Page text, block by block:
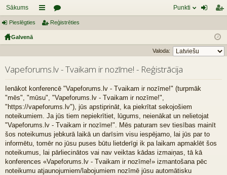
Sākums
aī or
Punkti
ist
rēt
Pieslēgties Reģistrēties
Galvenā
Valoda:
Vapeforums.lv - Tvaikam ir nozīme! - Reģistrācija
Ienākot konferencē "Vapeforums.lv - Tvaikam ir nozīme!" (turpmāk
"mēs", "mūsu", "Vapeforums.lv - Tvaikam ir nozīme!",
"https://vapeforums.lv"), jūs apstiprināt, ka piekrītat sekojošiem
noteikumiem. Ja jūs tiem nepiekrītiet, lūgums, neienākat un nelietojat
"Vapeforums.lv - Tvaikam ir nozīme!". Mēs paturam sev tiesības mainīt
šos noteikumus jebkurā laikā un darīsim visu iespējamo, lai jūs par to
informētu, tomēr no jūsu puses būtu lietderīgi ik pa laikam apmaklēt šos
noteikumus, lai pārliecinātos vai nav veiktas kādas izmaiņas, tā kā
konferences «Vapeforums.lv - Tvaikam ir nozīme!» izmantošana pēc
noteikumu atjaunojumiem/labojumiem nozīmē jūsu automātisku